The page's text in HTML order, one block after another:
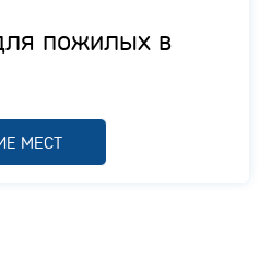
пожилых в
МЕСТ